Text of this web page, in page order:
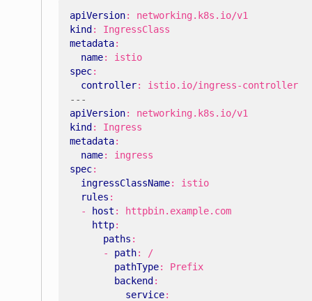
apiVersion:
networking.k8s.io/v1
kind :
IngressClass
metadata:
name:
istio
spec:
controller:
istio.io/ingress-controller
---
apiVersion:
networking.k8s.io/v1
kind :
Ingress
metadata:
name:
ingress
spec:
ingressClassName:
istio
rules :
-
host :
httpbin.example.com
http:
paths :
- path:
/
pathType:
Prefix
backend :
service: